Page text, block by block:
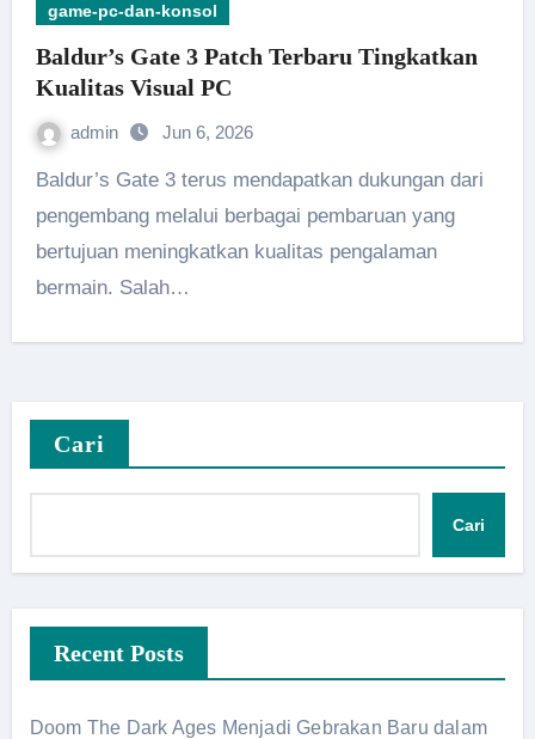
game-pc-dan-konsol
Baldur’s Gate 3 Patch Terbaru Tingkatkan
Kualitas Visual PC
admin Jun 6, 2026
Baldur’s Gate 3 terus mendapatkan dukungan dari
pengembang melalui berbagai pembaruan yang
bertujuan meningkatkan kualitas pengalaman
bermain. Salah…
Cari
Cari
Recent Posts
Doom The Dark Ages Menjadi Gebrakan Baru dalam